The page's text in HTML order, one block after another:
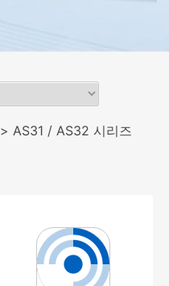
> AS31 / AS32 시리즈